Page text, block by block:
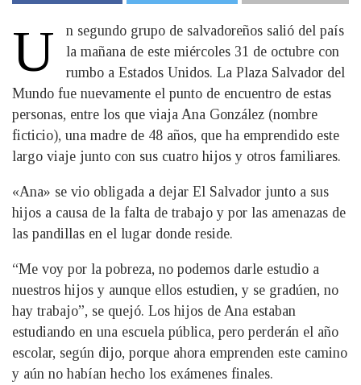
U
n segundo grupo de salvadoreños salió del país
la mañana de este miércoles 31 de octubre con
rumbo a Estados Unidos. La Plaza Salvador del
Mundo fue nuevamente el punto de encuentro de estas
personas, entre los que viaja Ana González (nombre
ficticio), una madre de 48 años, que ha emprendido este
largo viaje junto con sus cuatro hijos y otros familiares.
«Ana» se vio obligada a dejar El Salvador junto a sus
hijos a causa de la falta de trabajo y por las amenazas de
las pandillas en el lugar donde reside.
“Me voy por la pobreza, no podemos darle estudio a
nuestros hijos y aunque ellos estudien, y se gradúen, no
hay trabajo”, se quejó. Los hijos de Ana estaban
estudiando en una escuela pública, pero perderán el año
escolar, según dijo, porque ahora emprenden este camino
y aún no habían hecho los exámenes finales.